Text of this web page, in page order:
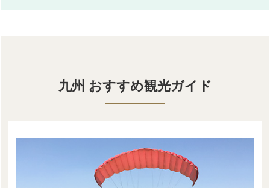
九州 おすすめ観光ガイド